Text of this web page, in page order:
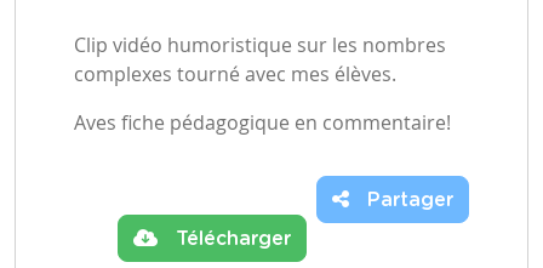
Clip vidéo humoristique sur les nombres
complexes tourné avec mes élèves.
Aves fiche pédagogique en commentaire!
Télécharger
Partager